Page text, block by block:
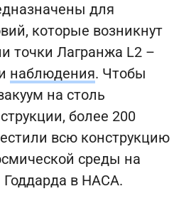
для
которые возникнут
точки Лагранжа L2 –
наблюдения. Чтобы
на столь
более 200
всю конструкцию
среды на
в НАСА.